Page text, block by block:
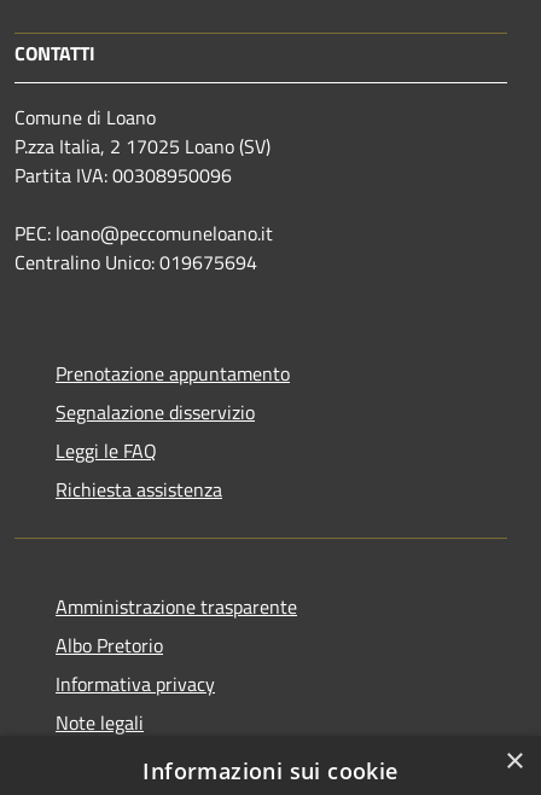
CONTATTI
Comune di Loano
P.zza Italia, 2 17025 Loano (SV)
Partita IVA: 00308950096
PEC: loano@peccomuneloano.it
Centralino Unico: 019675694
Prenotazione appuntamento
Segnalazione disservizio
Leggi le FAQ
Richiesta assistenza
Amministrazione trasparente
Albo Pretorio
Informativa privacy
Note legali
Dichiarazione di accessibilità
×
Informazioni sui cookie